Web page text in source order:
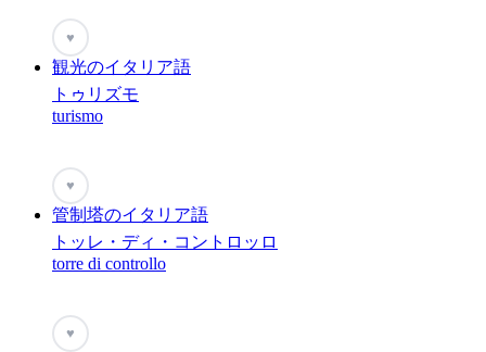
♥
観光のイタリア語
トゥリズモ
turismo
♥
管制塔のイタリア語
トッレ・ディ・コントロッロ
torre di controllo
♥